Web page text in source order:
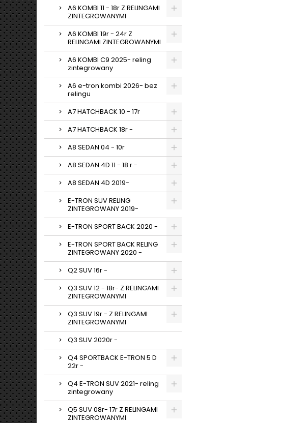
A6 KOMBI 11 - 18r Z RELINGAMI
ZINTEGROWANYMI
A6 KOMBI 19r - 24r Z
RELINGAMI ZINTEGROWANYMI
A6 KOMBI C9 2025- reling
zintegrowany
A6 e-tron kombi 2026- bez
relingu
A7 HATCHBACK 10 - 17r
A7 HATCHBACK 18r -
A8 SEDAN 04 - 10r
A8 SEDAN 4D 11 - 18 r -
A8 SEDAN 4D 2019-
E-TRON SUV RELING
ZINTEGROWANY 2019-
E-TRON SPORT BACK 2020 -
E-TRON SPORT BACK RELING
ZINTEGROWANY 2020 -
Q2 SUV 16r -
Q3 SUV 12 - 18r- Z RELINGAMI
ZINTEGROWANYMI
Q3 SUV 19r - Z RELINGAMI
ZINTEGROWANYMI
Q3 SUV 2020r -
Q4 SPORTBACK E-TRON 5 D
22r -
Q4 E-TRON SUV 2021- reling
zintegrowany
Q5 SUV 08r- 17r Z RELINGAMI
ZINTEGROWANYMI